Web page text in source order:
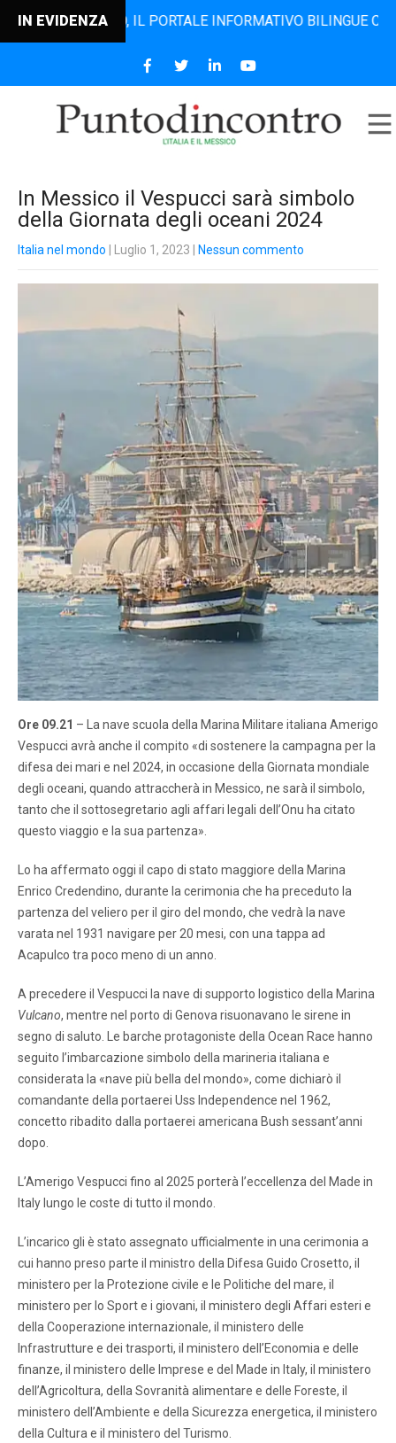
IN EVIDENZAIL PORTALE INFORMATIVO BILINGUE CHE
In Messico il Vespucci sarà simbolo
della Giornata degli oceani 2024
Italia nel mondo | Luglio 1, 2023 Nessun commento
Ore 09.21 – La nave scuola della Marina Militare italiana Amerigo
Vespucci avrà anche il compito «di sostenere la campagna per la
difesa dei mari e nel 2024, in occasione della Giornata mondiale
degli oceani, quando attraccherà in Messico, ne sarà il simbolo,
tanto che il sottosegretario agli affari legali dell’Onu ha citato
questo viaggio e la sua partenza».
Lo ha affermato oggi il capo di stato maggiore della Marina
Enrico Credendino, durante la cerimonia che ha preceduto la
partenza del veliero per il giro del mondo, che vedrà la nave
varata nel 1931 navigare per 20 mesi, con una tappa ad
Acapulco tra poco meno di un anno.
A precedere il Vespucci la nave di supporto logistico della Marina
Vulcano, mentre nel porto di Genova risuonavano le sirene in
segno di saluto. Le barche protagoniste della Ocean Race hanno
seguito l’imbarcazione simbolo della marineria italiana e
considerata la «nave più bella del mondo», come dichiarò il
comandante della portaerei Uss Independence nel 1962,
concetto ribadito dalla portaerei americana Bush sessant’anni
dopo.
L’Amerigo Vespucci fino al 2025 porterà l’eccellenza del Made in
Italy lungo le coste di tutto il mondo.
L’incarico gli è stato assegnato ufficialmente in una cerimonia a
cui hanno preso parte il ministro della Difesa Guido Crosetto, il
ministero per la Protezione civile e le Politiche del mare, il
ministero per lo Sport e i giovani, il ministero degli Affari esteri e
della Cooperazione internazionale, il ministero delle
Infrastrutture e dei trasporti, il ministero dell’Economia e delle
finanze, il ministero delle Imprese e del Made in Italy, il ministero
dell’Agricoltura, della Sovranità alimentare e delle Foreste, il
ministero dell’Ambiente e della Sicurezza energetica, il ministero
della Cultura e il ministero del Turismo.